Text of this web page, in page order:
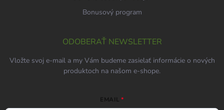
Bonusový program
ODOBERAŤ NEWSLETTER
Vložte svoj e-mail a my Vám budeme zasielať informácie o nových
produktoch na našom e-shope.
EMAIL